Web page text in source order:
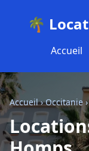
🌴
Accueil
Accueil›Occitanie